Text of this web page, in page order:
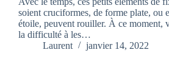
soient cruciformes, de forme plate, ou
étoile, peuvent rouiller. À ce moment,
la difficulté à les…
Laurent
janvier 14, 2022